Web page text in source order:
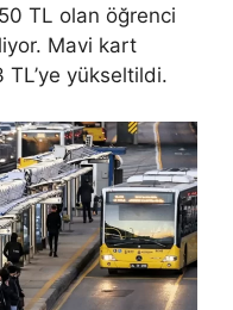
TL olan öğrenci
Mavi kart
TL’ye yükseltildi.